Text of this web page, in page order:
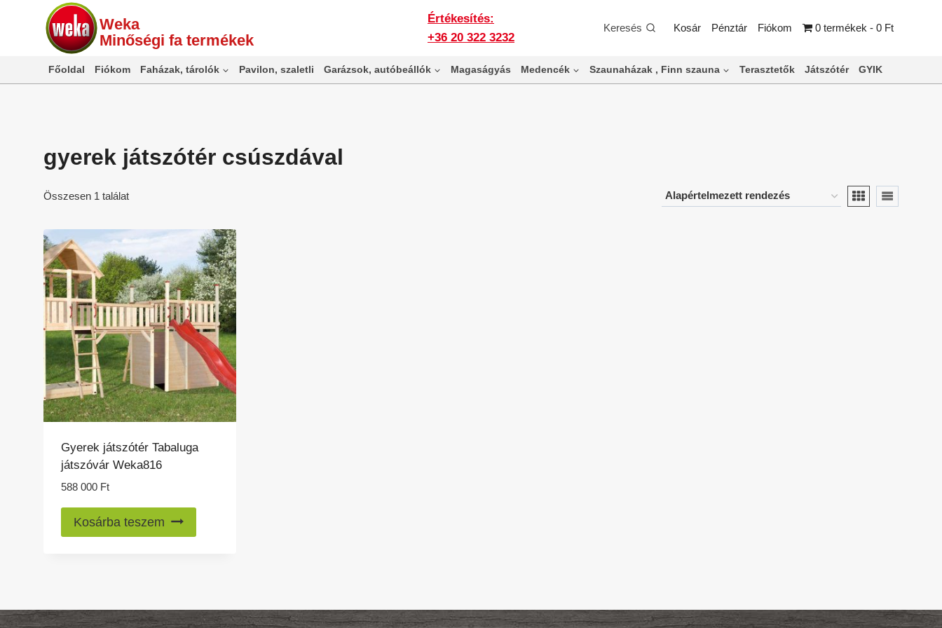
Weka
Minőségi fa termékek
Értékesítés:
+36 20 322 3232
Keresés Kosár Pénztár Fiókom 0 termékek 0 Ft
Főoldal Fiókom Faházak, tárolók Pavilon, szaletli Garázsok, autóbeállók Magaságyás Medencék Szaunaházak , Finn szauna Terasztetők Játszótér GYIK
gyerek játszótér csúszdával
Összesen 1 találat
Gyerek játszótér Tabaluga
játszóvár Weka816
588 000 Ft
Kosárba teszem